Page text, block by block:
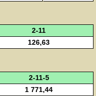
2-11
126,63
2-11-5
1 771,44